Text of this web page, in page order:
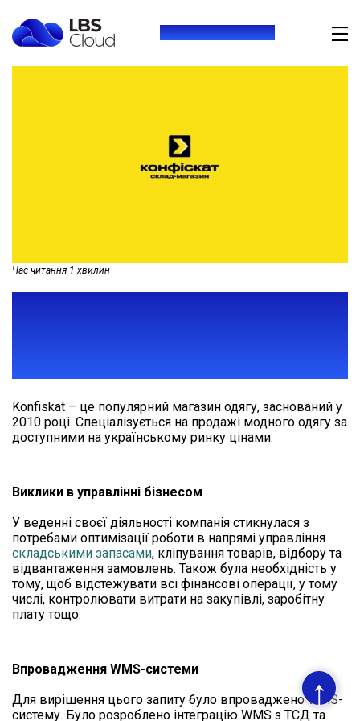
+380 (73) 416 54 69
↑
Час читання 1 хвилин
Konfiskat – це популярний магазин одягу, заснований у
2010 році. Спеціалізується на продажі модного одягу за
доступними на українському ринку цінами.
Виклики в управлінні бізнесом
У веденні своєї діяльності компанія стикнулася з
потребами оптимізації роботи в напрямі управління
складськими запасами, кліпування товарів, відбору та
відвантаження замовлень. Також була необхідність у
тому, щоб відстежувати всі фінансові операції, у тому
числі, контролювати витрати на закупівлі, заробітну
плату тощо.
Впровадження WMS-системи
Для вирішення цього запиту було впроваджено WMS-
систему. Було розроблено інтеграцію WMS з ТСД та